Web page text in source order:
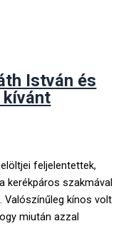
István és
feljelentettek,
kerékpáros szakmával
kínos volt
miután azzal